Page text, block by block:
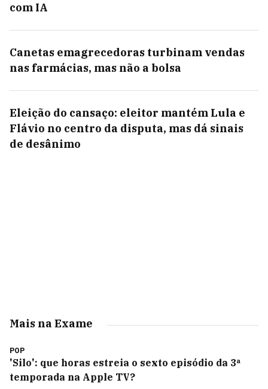
com IA
Canetas emagrecedoras turbinam vendas
nas farmácias, mas não a bolsa
Eleição do cansaço: eleitor mantém Lula e
Flávio no centro da disputa, mas dá sinais
de desânimo
Mais na Exame
POP
'Silo': que horas estreia o sexto episódio da 3ª
temporada na Apple TV?